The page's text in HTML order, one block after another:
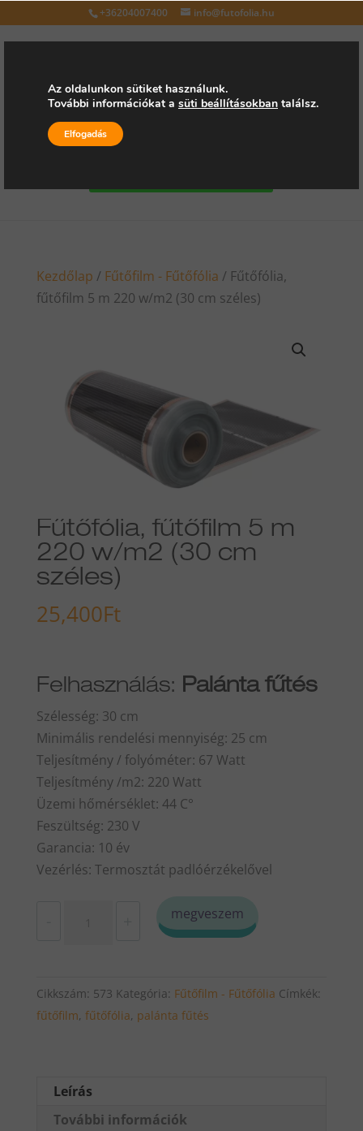
+36204007400 info@futofolia.hu
Válasszon oldalt
Kezdőlap / Fűtőfilm - Fűtőfólia / Fűtőfólia,
fűtőfilm 5 m 220 w/m2 (30 cm széles)
Fűtőfólia, fűtőfilm 5 m
220 w/m2 (30 cm
széles)
25,400Ft
Felhasználás: Palánta fűtés
Szélesség: 30 cm
Minimális rendelési mennyiség: 25 cm
Teljesítmény / folyóméter: 67 Watt
Teljesítmény /m2: 220 Watt
Üzemi hőmérséklet: 44 C°
Feszültség: 230 V
Garancia: 10 év
Vezérlés: Termosztát padlóérzékelővel
220
w/m2
széles)
megveszem
Cikkszám: 573 Kategória: Fűtőfilm - Fűtőfólia Címkék:
fűtőfilm, fűtőfólia, palánta fűtés
Leírás
További információk
Az oldalunkon sütiket használunk.
További információkat a süti beállításokban találsz.
Elfogadás